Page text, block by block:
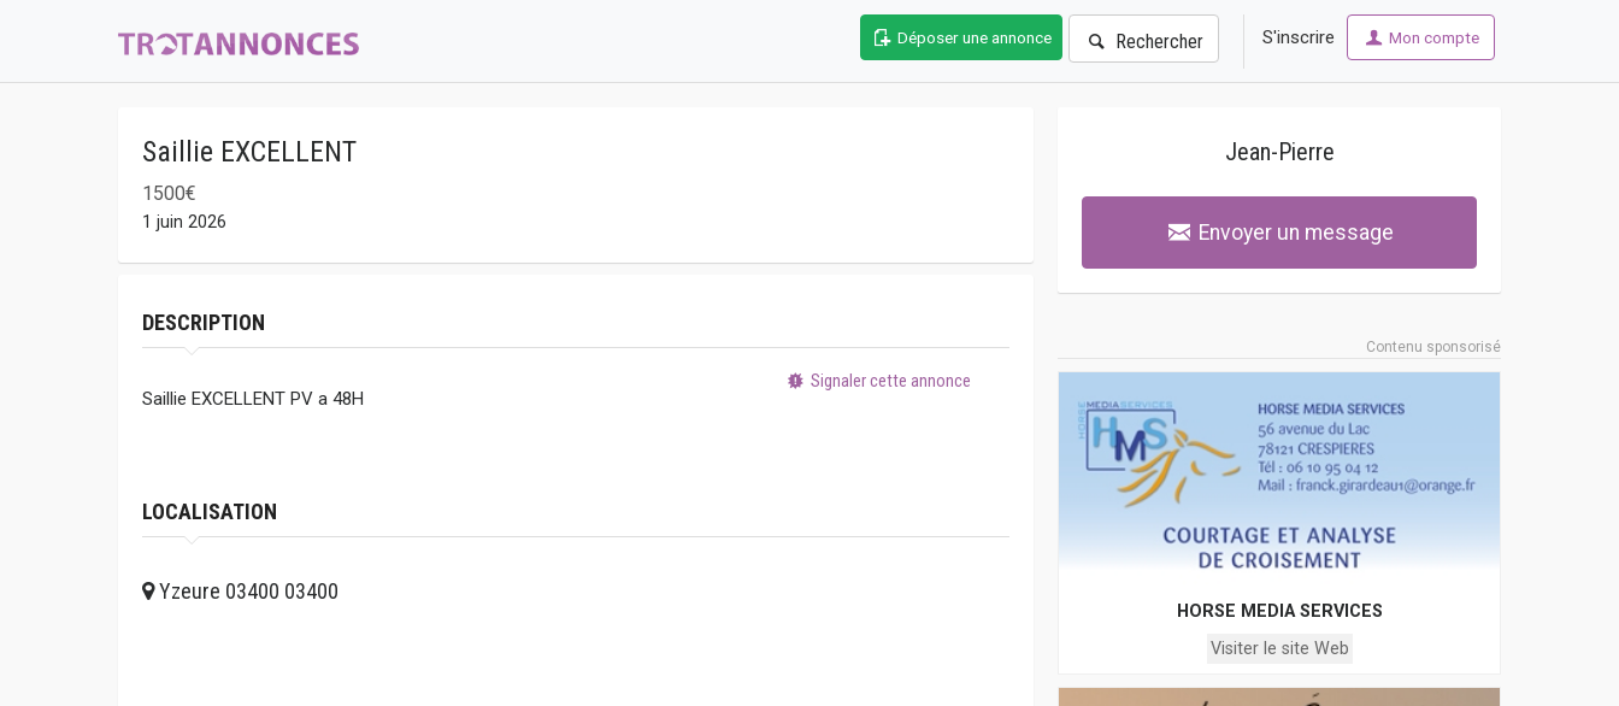
Déposer une annonce Rechercher S'inscrire Mon compte
Saillie EXCELLENT
1500€
1 juin 2026
DESCRIPTION
Saillie EXCELLENT PV a 48H
Signaler cette annonce
LOCALISATION
Yzeure 03400 03400
Jean-Pierre
Envoyer un message
Contenu sponsorisé
HORSE MEDIA SERVICES
Visiter le site Web